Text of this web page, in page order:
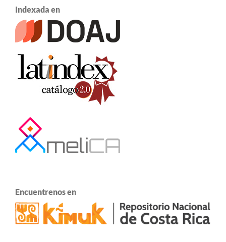
Indexada en
Encuentrenos en